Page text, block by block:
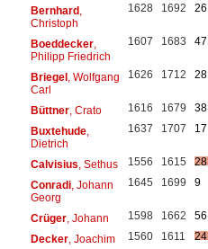
Bernhard,
Christoph
1628 1692 26
Boeddecker,
Philipp Friedrich
1607 1683 47
Briegel, Wolfgang
Carl
1626 1712 28
Büttner, Crato 1616 1679
38
Buxtehude,
Dietrich
1637 1707 17
Calvisius , Sethus 1556 1615
28
Conradi, Johann
Georg
1645 1699 9
Crüger, Johann 1598 1662
56
Decker, Joachim 1560 1611
24